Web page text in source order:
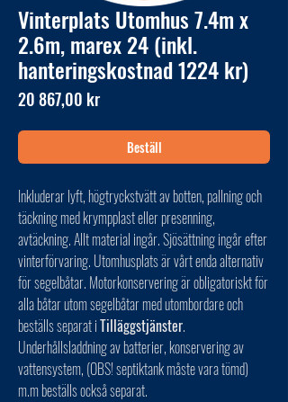
Vinterplats Utomhus 7.4m x
2.6m, marex 24 (inkl.
hanteringskostnad 1224 kr)
20 867,00 krPris
Beställ
Inkluderar lyft, högtryckstvätt av botten, pallning och
täckning med krympplast eller presenning,
avtäckning. Allt material ingår. Sjösättning ingår efter
vinterförvaring. Utomhusplats är vårt enda alternativ
för segelbåtar. Motorkonservering är obligatoriskt för
alla båtar utom segelbåtar med utombordare och
beställs separat iTilläggstjänster.
Underhållsladdning av batterier, konservering av
vattensystem, (OBS! septiktank måste vara tömd)
m.m beställs också separat.